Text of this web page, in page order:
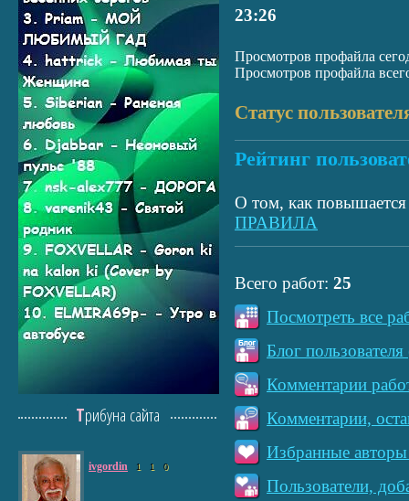
23:26
Просмотров профайла
Просмотров профайла
Статус
Рейтинг
О том, как повышается
ПРАВИЛА
Всего работ: 25
Посмотреть все
Блог
Комментарии
Комментарии,
Избранные авторы
Пользователи,
Трибуна сайта
ivgordin 1 1 0